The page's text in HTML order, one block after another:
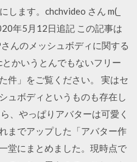
します。chchvideo さん m(_
年5月12日追記 この記事は
んのメッシュボディに関する
かいうとんでもないフリー
件」をご覧ください。 実はセ
ュボディというものも存在し
、やっぱりアバターは可愛く
までアップした「アバター作
堂にまとめました。現時点で